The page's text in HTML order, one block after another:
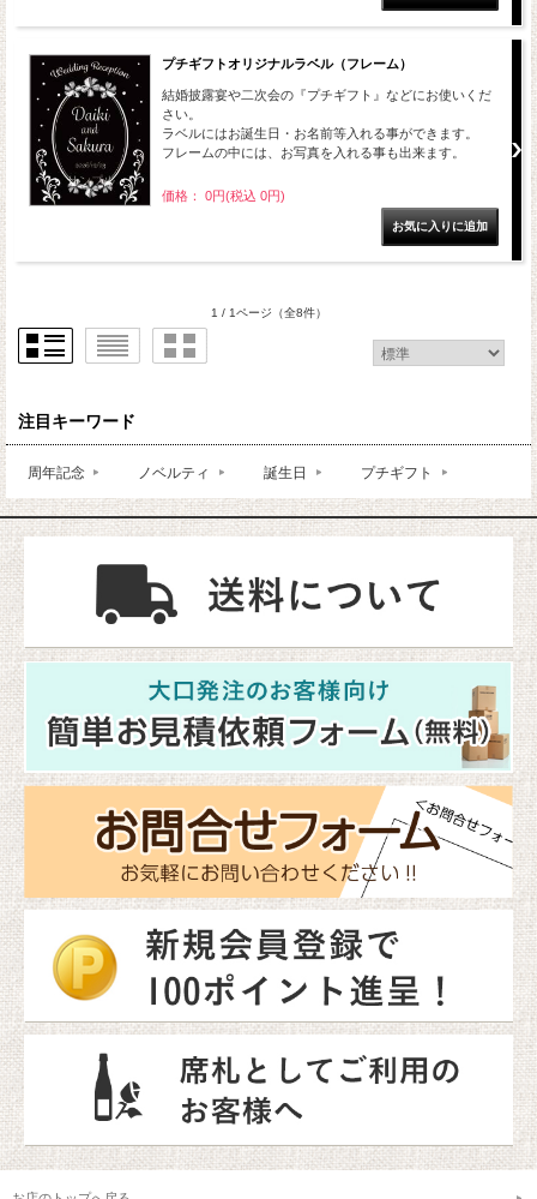
プチギフトオリジナルラベル（フレーム）
結婚披露宴や二次会の『プチギフト』などにお使いくだ
さい。
ラベルにはお誕生日・お名前等入れる事ができます。
フレームの中には、お写真を入れる事も出来ます。
価格： 0円(税込 0円)
1 / 1ページ （全8件）
注目キーワード
周年記念 ノベルティ 誕生日 プチギフト